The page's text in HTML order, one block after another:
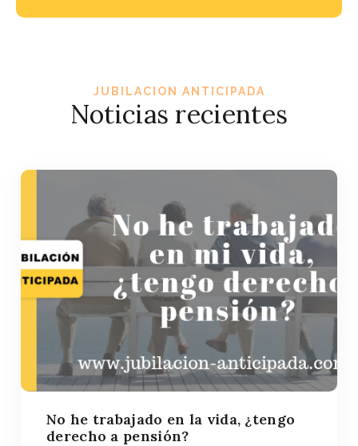
JUBILACION ANTICIPADA
Noticias recientes
No he trabajado en la vida, ¿tengo
derecho a pensión?